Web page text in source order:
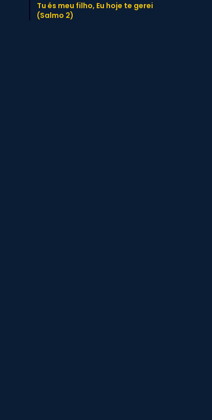
Tu és meu filho, Eu hoje te gerei
(Salmo 2)